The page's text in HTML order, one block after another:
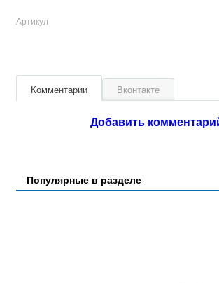
Артикул
Комментарии Вконтакте
Добавить
Популярные в разделе